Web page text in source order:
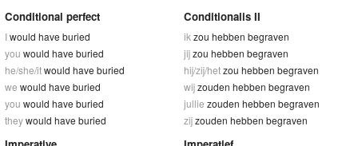
Conditional perfect
Iwould have buried
you would have buried
he/she/itwould have buried
we would have buried
you would have buried
theywould have buried
Conditionalis II
ik zou hebben begraven
jijzou hebben begraven
hij/zij/hetzou hebben begraven
wijzouden hebben begraven
jullie zouden hebben begraven
zijzouden hebben begraven